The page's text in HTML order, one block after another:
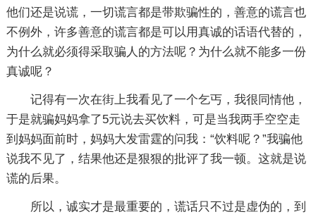
他们还是说谎，一切谎言都是带欺骗性的，善意的谎言也
不例外，许多善意的谎言都是可以用真诚的话语代替的，
为什么就必须得采取骗人的方法呢？为什么就不能多一份
真诚呢？
记得有一次在街上我看见了一个乞丐，我很同情他，
于是就骗妈妈拿了5元说去买饮料，可是当我两手空空走
到妈妈面前时，妈妈大发雷霆的问我：“饮料呢？”我骗他
说我不见了，结果他还是狠狠的批评了我一顿。这就是说
谎的后果。
所以，诚实才是最重要的，谎话只不过是虚伪的，到